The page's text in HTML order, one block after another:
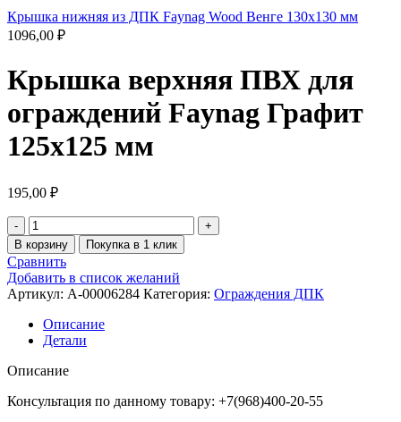
Крышка нижняя из ДПК Faynag Wood Венге 130х130 мм
1096,00 ₽
Крышка верхняя ПВХ для
ограждений Faynag Графит
125х125 мм
195,00 ₽
В корзину Покупка в 1 клик
Сравнить
Добавить в список желаний
Артикул: A-00006284 Категория: Ограждения ДПК
Описание
Детали
Описание
Консультация по данному товару: +7(968)400-20-55